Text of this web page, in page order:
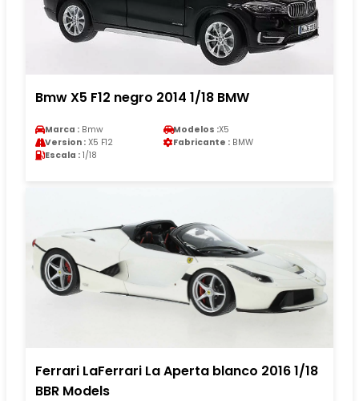
Bmw X5 F12 negro 2014 1/18 BMW
Marca : Bmw Modelos :X5
Version : X5 F12 Fabricante : BMW
Escala : 1/18
Ferrari LaFerrari La Aperta blanco 2016 1/18
BBR Models